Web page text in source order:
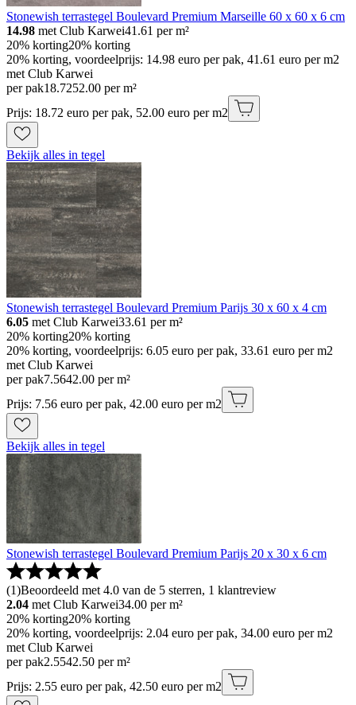
Stonewish terrastegel Boulevard Premium Marseille 60 x 60 x 6 cm
14.98 met Club Karwei41.61 per m²
20% korting20% korting
20% korting, voordeelprijs: 14.98 euro per pak, 41.61 euro per m2
met Club Karwei
per pak18.7252.00 per m²
Prijs: 18.72 euro per pak, 52.00 euro per m2
Bekijk alles in tegel
Stonewish terrastegel Boulevard Premium Parijs 30 x 60 x 4 cm
6.05 met Club Karwei33.61 per m²
20% korting20% korting
20% korting, voordeelprijs: 6.05 euro per pak, 33.61 euro per m2
met Club Karwei
per pak7.5642.00 per m²
Prijs: 7.56 euro per pak, 42.00 euro per m2
Bekijk alles in tegel
Stonewish terrastegel Boulevard Premium Parijs 20 x 30 x 6 cm
(1)Beoordeeld met 4.0 van de 5 sterren, 1 klantreview
2.04 met Club Karwei34.00 per m²
20% korting20% korting
20% korting, voordeelprijs: 2.04 euro per pak, 34.00 euro per m2
met Club Karwei
per pak2.5542.50 per m²
Prijs: 2.55 euro per pak, 42.50 euro per m2